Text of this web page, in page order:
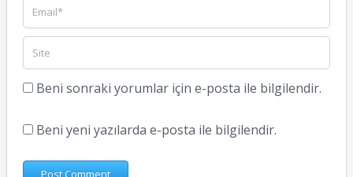
Beni sonraki yorumlar için e-posta ile bilgilendir.
Beni yeni yazılarda e-posta ile bilgilendir.